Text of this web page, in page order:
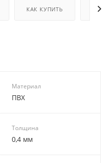
КАК КУПИТЬ
Материал
ПВХ
Толщина
0,4 мм